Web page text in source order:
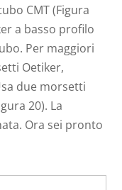
CMT (Figura
a basso profilo
Per maggiori
Oetiker,
due morsetti
20). La
Ora sei pronto